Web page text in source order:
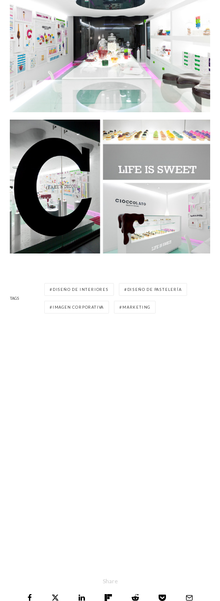
TAGS
DISEÑO DE INTERIORES DISEÑO DE PASTELERÍA
IMAGEN CORPORATIVA MARKETING
Share